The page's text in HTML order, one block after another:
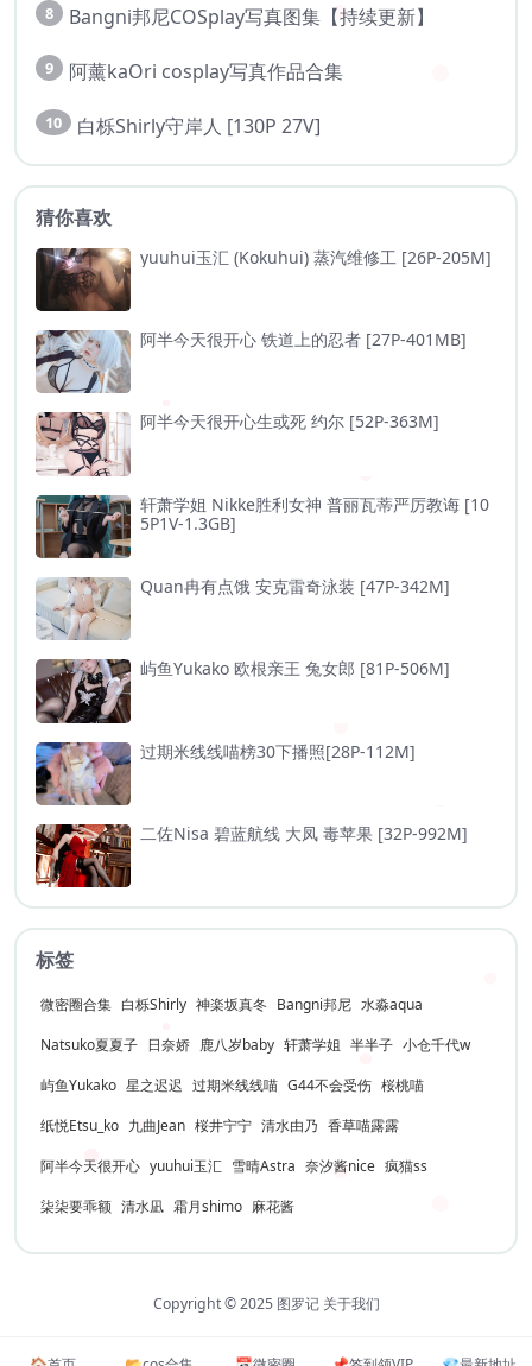
8 Bangni邦尼COSplay写真图集【持续更新】
9 阿薰kaOri cosplay写真作品合集
10 白栎Shirly守岸人 [130P 27V]
猜你喜欢
yuuhui玉汇 (Kokuhui) 蒸汽维修工 [26P-205M]
阿半今天很开心 铁道上的忍者 [27P-401MB]
阿半今天很开心生或死 约尔 [52P-363M]
轩萧学姐 Nikke胜利女神 普丽瓦蒂严厉教诲 [10
5P1V-1.3GB]
Quan冉有点饿 安克雷奇泳装 [47P-342M]
屿鱼Yukako 欧根亲王 兔女郎 [81P-506M]
过期米线线喵榜30下播照[28P-112M]
二佐Nisa 碧蓝航线 大凤 毒苹果 [32P-992M]
标签
微密圈合集 白栎Shirly 神楽坂真冬 Bangni邦尼 水淼aqua
Natsuko夏夏子 日奈娇 鹿八岁baby 轩萧学姐 半半子 小仓千代w
屿鱼Yukako 星之迟迟 过期米线线喵 G44不会受伤 桜桃喵
纸悦Etsu_ko 九曲Jean 桜井宁宁 清水由乃 香草喵露露
阿半今天很开心 yuuhui玉汇 雪晴Astra 奈汐酱nice 疯猫ss
柒柒要乖额 清水凪 霜月shimo 麻花酱
Copyright © 2025 图罗记 关于我们